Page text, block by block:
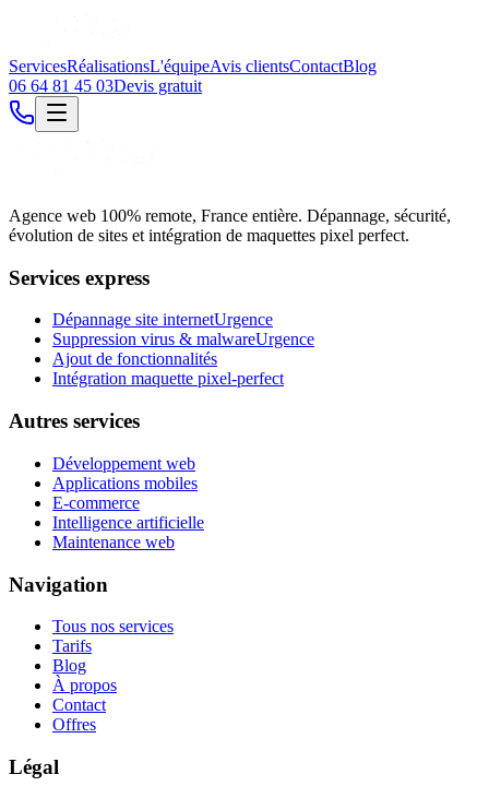
ServicesRéalisationsL'équipeAvis clientsContactBlog
06 64 81 45 03Devis gratuit
Agence web 100% remote, France entière. Dépannage, sécurité,
évolution de sites et intégration de maquettes pixel perfect.
Services express
Dépannage site internetUrgence
Suppression virus & malwareUrgence
Ajout de fonctionnalités
Intégration maquette pixel-perfect
Autres services
Développement web
Applications mobiles
E-commerce
Intelligence artificielle
Maintenance web
Navigation
Tous nos services
Tarifs
Blog
À propos
Contact
Offres
Légal